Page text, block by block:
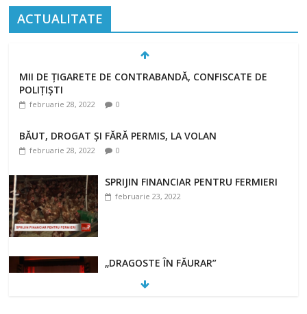
ACTUALITATE
MII DE ȚIGARETE DE CONTRABANDĂ, CONFISCATE DE
POLIȚIȘTI
februarie 28, 2022 0
BĂUT, DROGAT ȘI FĂRĂ PERMIS, LA VOLAN
februarie 28, 2022 0
SPRIJIN FINANCIAR PENTRU FERMIERI
februarie 23, 2022
„DRAGOSTE ÎN FĂURAR”